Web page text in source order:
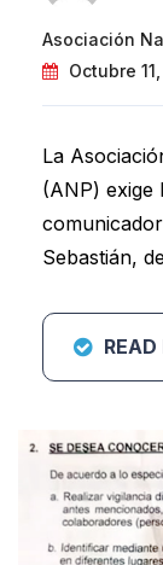
Asociación
Octubre
La
(ANP) exige
Sebastián,
READ